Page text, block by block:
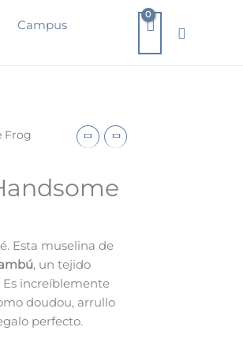
Campus Buscar
Frog
Esta muselina de
, un tejido
Es increíblemente
doudou, arrullo
perfecto.